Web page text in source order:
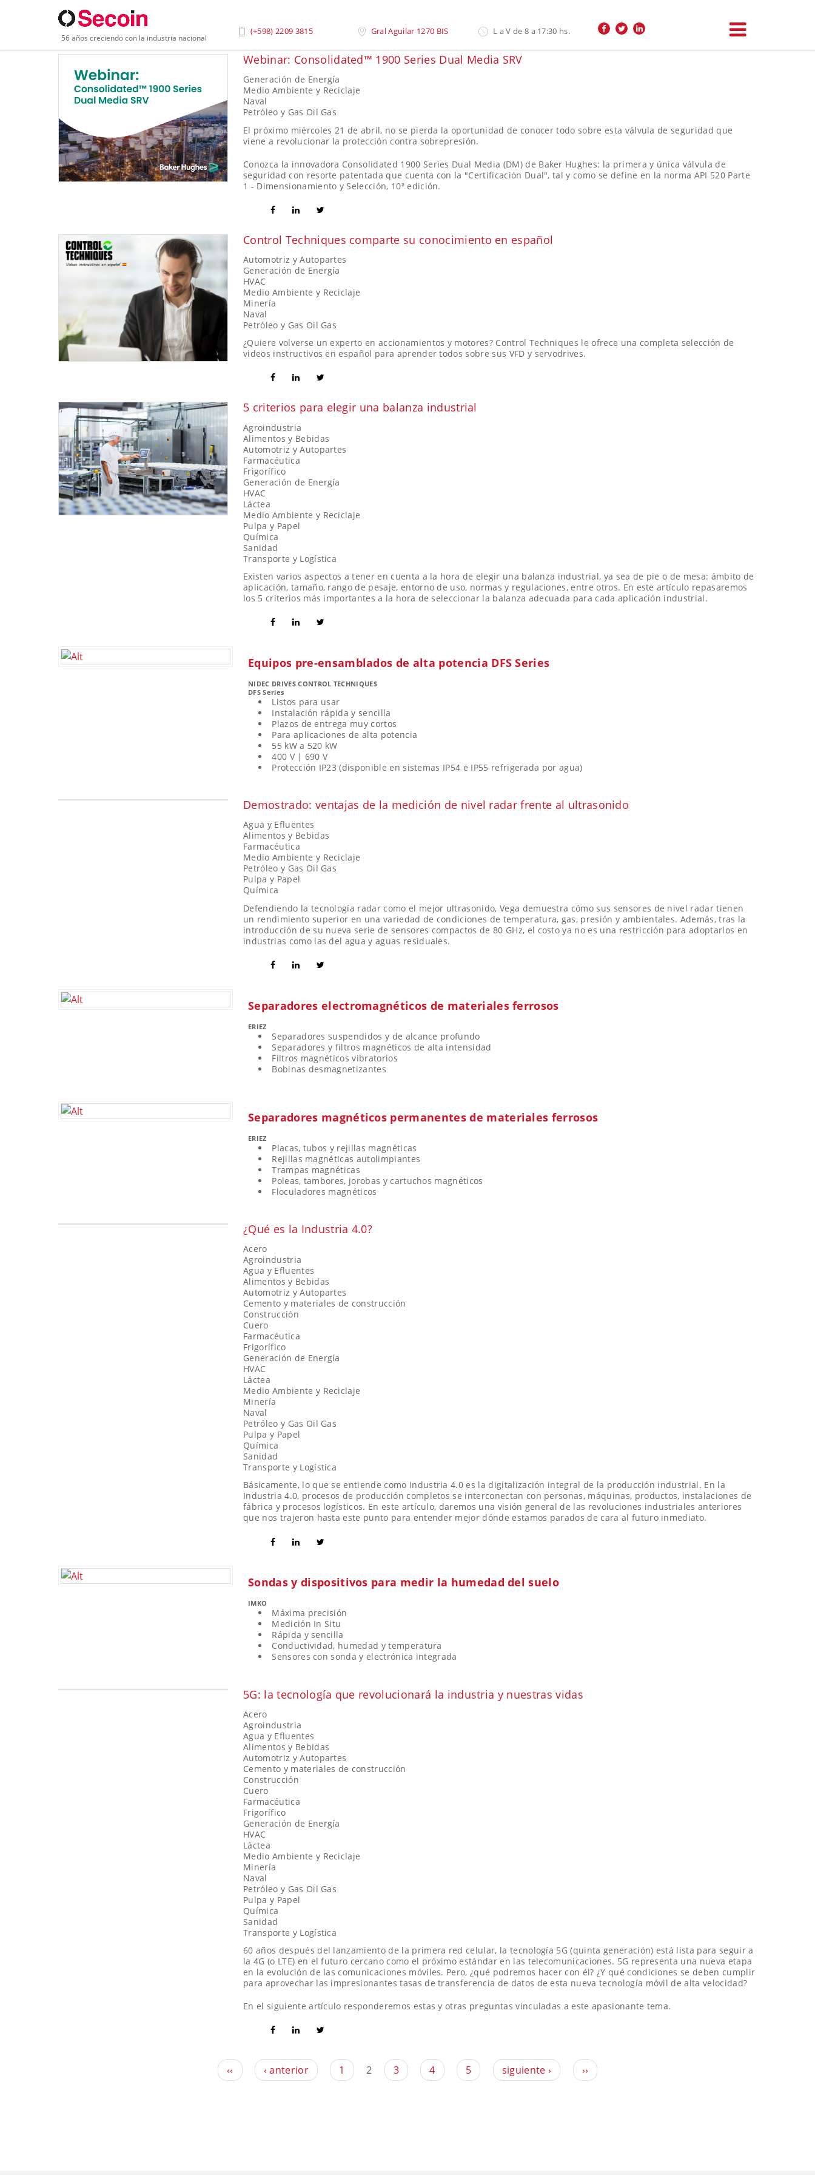
56 años creciendo con la industria nacional
(+598) 2209 3815 Gral Aguilar 1270 BIS L a V de 8 a 17:30 hs.
Inicio » Industria » Medio Ambiente y Reciclaje
Webinar: Consolidated™ 1900 Series Dual Media SRV
Generación de Energía
Medio Ambiente y Reciclaje
Naval
Petróleo y Gas Oil Gas
El próximo miércoles 21 de abril, no se pierda la oportunidad de conocer todo sobre esta válvula de seguridad que
viene a revolucionar la protección contra sobrepresión.
Conozca la innovadora Consolidated 1900 Series Dual Media (DM) de Baker Hughes: la primera y única válvula de
seguridad con resorte patentada que cuenta con la "Certificación Dual", tal y como se define en la norma API 520 Parte
1 - Dimensionamiento y Selección, 10ª edición.
Control Techniques comparte su conocimiento en español
Automotriz y Autopartes
Generación de Energía
HVAC
Medio Ambiente y Reciclaje
Minería
Naval
Petróleo y Gas Oil Gas
¿Quiere volverse un experto en accionamientos y motores? Control Techniques le ofrece una completa selección de
videos instructivos en español para aprender todos sobre sus VFD y servodrives.
5 criterios para elegir una balanza industrial
Agroindustria
Alimentos y Bebidas
Automotriz y Autopartes
Farmacéutica
Frigorífico
Generación de Energía
HVAC
Láctea
Medio Ambiente y Reciclaje
Pulpa y Papel
Química
Sanidad
Transporte y Logística
Existen varios aspectos a tener en cuenta a la hora de elegir una balanza industrial, ya sea de pie o de mesa: ámbito de
aplicación, tamaño, rango de pesaje, entorno de uso, normas y regulaciones, entre otros. En este artículo repasaremos
los 5 criterios más importantes a la hora de seleccionar la balanza adecuada para cada aplicación industrial.
Equipos pre-ensamblados de alta potencia DFS Series
NIDEC DRIVES CONTROL TECHNIQUES
DFS Series
Listos para usar
Instalación rápida y sencilla
Plazos de entrega muy cortos
Para aplicaciones de alta potencia
55 kW a 520 kW
400 V | 690 V
Protección IP23 (disponible en sistemas IP54 e IP55 refrigerada por agua)
Demostrado: ventajas de la medición de nivel radar frente al ultrasonido
Agua y Efluentes
Alimentos y Bebidas
Farmacéutica
Medio Ambiente y Reciclaje
Petróleo y Gas Oil Gas
Pulpa y Papel
Química
Defendiendo la tecnología radar como el mejor ultrasonido, Vega demuestra cómo sus sensores de nivel radar tienen
un rendimiento superior en una variedad de condiciones de temperatura, gas, presión y ambientales. Además, tras la
introducción de su nueva serie de sensores compactos de 80 GHz, el costo ya no es una restricción para adoptarlos en
industrias como las del agua y aguas residuales.
Separadores electromagnéticos de materiales ferrosos
ERIEZ
Separadores suspendidos y de alcance profundo
Separadores y filtros magnéticos de alta intensidad
Filtros magnéticos vibratorios
Bobinas desmagnetizantes
Separadores magnéticos permanentes de materiales ferrosos
ERIEZ
Placas, tubos y rejillas magnéticas
Rejillas magnéticas autolimpiantes
Trampas magnéticas
Poleas, tambores, jorobas y cartuchos magnéticos
Floculadores magnéticos
¿Qué es la Industria 4.0?
Acero
Agroindustria
Agua y Efluentes
Alimentos y Bebidas
Automotriz y Autopartes
Cemento y materiales de construcción
Construcción
Cuero
Farmacéutica
Frigorífico
Generación de Energía
HVAC
Láctea
Medio Ambiente y Reciclaje
Minería
Naval
Petróleo y Gas Oil Gas
Pulpa y Papel
Química
Sanidad
Transporte y Logística
Básicamente, lo que se entiende como Industria 4.0 es la digitalización integral de la producción industrial. En la
Industria 4.0, procesos de producción completos se interconectan con personas, máquinas, productos, instalaciones de
fábrica y procesos logísticos. En este artículo, daremos una visión general de las revoluciones industriales anteriores
que nos trajeron hasta este punto para entender mejor dónde estamos parados de cara al futuro inmediato.
Sondas y dispositivos para medir la humedad del suelo
IMKO
Máxima precisión
Medición In Situ
Rápida y sencilla
Conductividad, humedad y temperatura
Sensores con sonda y electrónica integrada
5G: la tecnología que revolucionará la industria y nuestras vidas
Acero
Agroindustria
Agua y Efluentes
Alimentos y Bebidas
Automotriz y Autopartes
Cemento y materiales de construcción
Construcción
Cuero
Farmacéutica
Frigorífico
Generación de Energía
HVAC
Láctea
Medio Ambiente y Reciclaje
Minería
Naval
Petróleo y Gas Oil Gas
Pulpa y Papel
Química
Sanidad
Transporte y Logística
60 años después del lanzamiento de la primera red celular, la tecnología 5G (quinta generación) está lista para seguir a
la 4G (o LTE) en el futuro cercano como el próximo estándar en las telecomunicaciones. 5G representa una nueva etapa
en la evolución de las comunicaciones móviles. Pero, ¿qué podremos hacer con él? ¿Y qué condiciones se deben cumplir
para aprovechar las impresionantes tasas de transferencia de datos de esta nueva tecnología móvil de alta velocidad?
En el siguiente artículo responderemos estas y otras preguntas vinculadas a este apasionante tema.
‹‹ ‹ anterior 1 2 3 4 5 siguiente › ››